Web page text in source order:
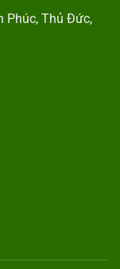
Phúc, Thủ Đức,